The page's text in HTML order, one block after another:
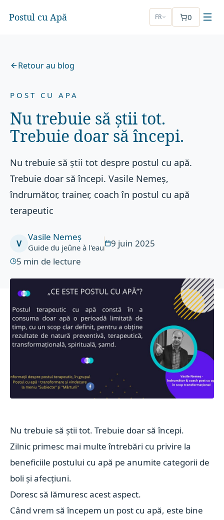
Postul cu Apă FR 0
Retour au blog
POST CU APA
Nu trebuie să știi tot.
Trebuie doar să începi.
Nu trebuie să știi tot despre postul cu apă.
Trebuie doar să începi. Vasile Nemeș,
îndrumător, trainer, coach în postul cu apă
terapeutic
V
Vasile Nemeș
Guide du jeûne à l'eau
9 juin 2025
5 min de lecture
Nu trebuie să știi tot. Trebuie doar să începi.
Zilnic primesc mai multe întrebări cu privire la
beneficiile postului cu apă pe anumite categorii de
boli și afecțiuni.
Doresc să lămuresc acest aspect.
Când vrem să începem un post cu apă, este bine